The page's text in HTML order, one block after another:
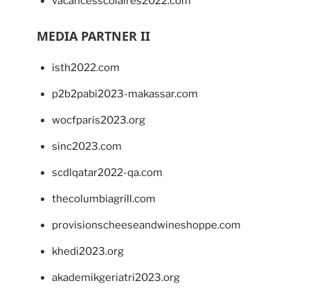
MEDIA PARTNER II
isth2022.com
p2b2pabi2023-makassar.com
wocfparis2023.org
sinc2023.com
scdlqatar2022-qa.com
thecolumbiagrill.com
provisionscheeseandwineshoppe.com
khedi2023.org
akademikgeriatri2023.org